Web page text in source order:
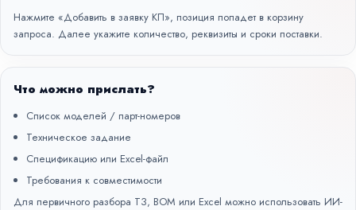
Нажмите «Добавить в заявку КП», позиция попадет в корзину
запроса. Далее укажите количество, реквизиты и сроки поставки.
Что можно прислать?
Список моделей / парт-номеров
Техническое задание
Спецификацию или Excel-файл
Требования к совместимости
Для первичного разбора ТЗ, BOM или Excel можно использовать ИИ-